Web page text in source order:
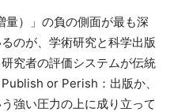
）」の負の側面が最も深
のが、学術研究と科学出版
究者の評価システムが伝統
or Perish：出版か、
強い圧力の上に成り立って